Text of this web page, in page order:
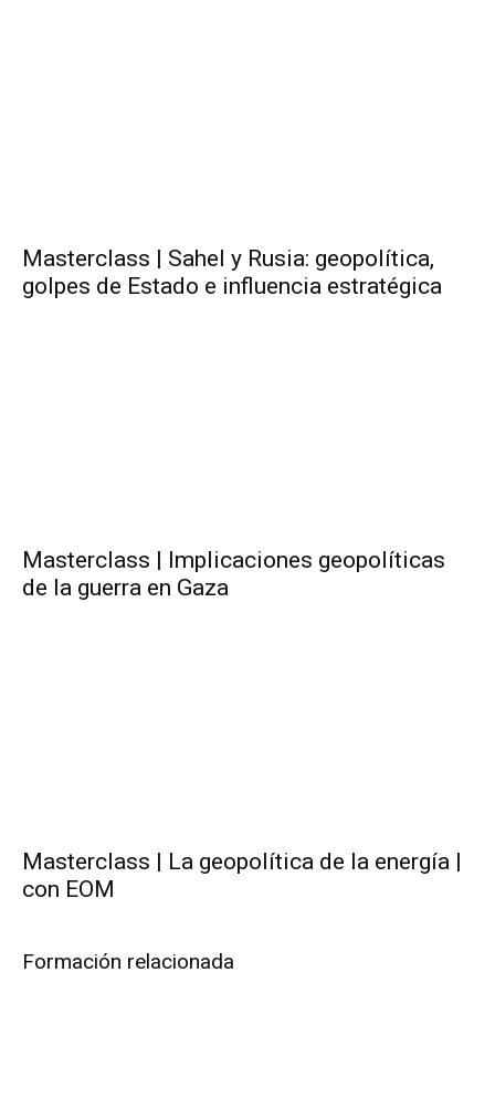
Masterclass | Sahel y Rusia: geopolítica,
golpes de Estado e influencia estratégica
Masterclass | Implicaciones geopolíticas
de la guerra en Gaza
Masterclass | La geopolítica de la energía |
con EOM
Formación relacionada